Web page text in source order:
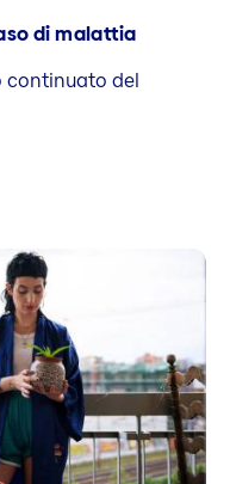
di malattia
continuato del